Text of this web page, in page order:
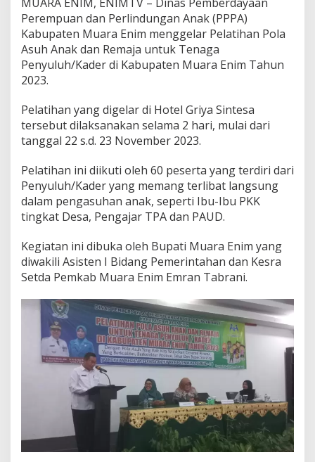
e
m
a
h
a
n
P
o
a
A
s
u
h
n
a
k
d
n
R
e
m
a
j
a
Perempuan dan Perlindungan Anak (PPPA)
Kabupaten Muara Enim menggelar Pelatihan Pola
Asuh Anak dan Remaja untuk Tenaga
Penyuluh/Kader di Kabupaten Muara Enim Tahun
2023.
Pelatihan yang digelar di Hotel Griya Sintesa
tersebut dilaksanakan selama 2 hari, mulai dari
tanggal 22 s.d. 23 November 2023.
Pelatihan ini diikuti oleh 60 peserta yang terdiri dari
Penyuluh/Kader yang memang terlibat langsung
dalam pengasuhan anak, seperti Ibu-Ibu PKK
tingkat Desa, Pengajar TPA dan PAUD.
Kegiatan ini dibuka oleh Bupati Muara Enim yang
diwakili Asisten I Bidang Pemerintahan dan Kesra
Setda Pemkab Muara Enim Emran Tabrani.